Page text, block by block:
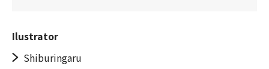
Ilustrator
Shiburingaru